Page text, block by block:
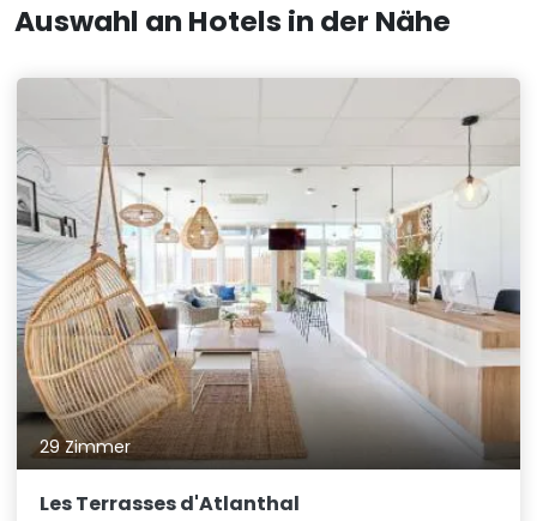
Auswahl an Hotels in der Nähe
29 Zimmer
Les Terrasses d'Atlanthal